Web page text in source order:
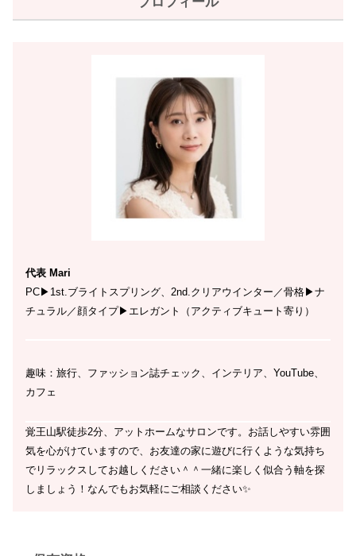
代表 Mari
PC▶︎1st.ブライトスプリング、2nd.クリアウインター／骨格▶︎ナ
チュラル／顔タイプ▶︎エレガント（アクティブキュート寄り）
趣味：旅行、ファッション誌チェック、インテリア、YouTube、
カフェ
覚王山駅徒歩2分、アットホームなサロンです。お話しやすい雰囲
気を心がけていますので、お友達の家に遊びに行くような気持ち
でリラックスしてお越しください＾＾一緒に楽しく似合う軸を探
しましょう！なんでもお気軽にご相談ください✨